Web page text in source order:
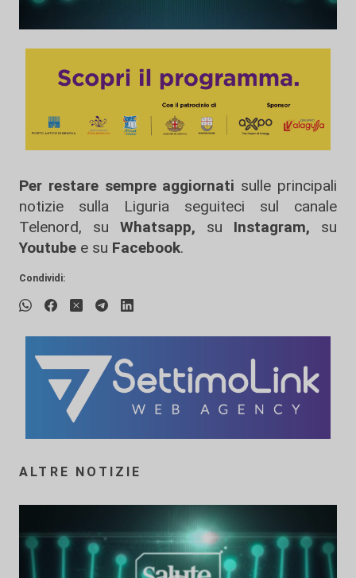
Per restare sempre aggiornati sulle principali
notizie sulla Liguria seguiteci sul canale
Telenord, su
Whatsapp, su Instagram, su
Youtube e su Facebook.
Condividi:
ALTRE NOTIZIE